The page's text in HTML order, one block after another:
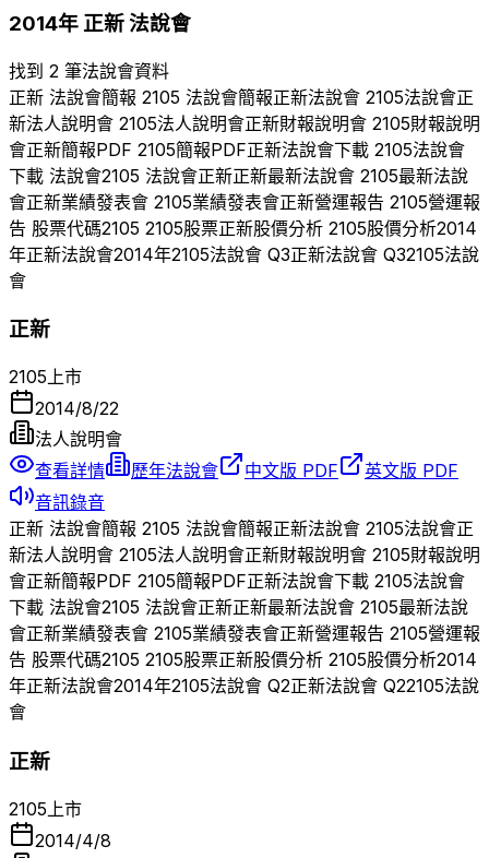
2014年 正新法說會
找到 2 筆法說會資料
正新 法說會簡報 2105 法說會簡報正新法說會 2105法說會正
新法人說明會 2105法人說明會正新財報說明會 2105財報說明
會正新簡報PDF 2105簡報PDF正新法說會下載 2105法說會
下載 法說會2105 法說會正新正新最新法說會 2105最新法說
會正新業績發表會 2105業績發表會正新營運報告 2105營運報
告 股票代碼2105 2105股票正新股價分析 2105股價分析2014
年正新法說會2014年2105法說會 Q3正新法說會 Q32105法說
會
正新
2105上市
2014/8/22
法人說明會
查看詳情
歷年法說會 中文版 PDF
英文版 PDF
音訊錄音
正新 法說會簡報 2105 法說會簡報正新法說會 2105法說會正
新法人說明會 2105法人說明會正新財報說明會 2105財報說明
會正新簡報PDF 2105簡報PDF正新法說會下載 2105法說會
下載 法說會2105 法說會正新正新最新法說會 2105最新法說
會正新業績發表會 2105業績發表會正新營運報告 2105營運報
告 股票代碼2105 2105股票正新股價分析 2105股價分析2014
年正新法說會2014年2105法說會 Q2正新法說會 Q22105法說
會
正新
2105 上市
2014/4/8